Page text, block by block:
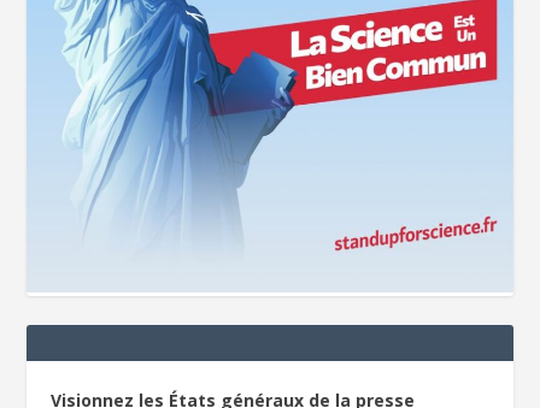
Visionnez les États généraux de la presse